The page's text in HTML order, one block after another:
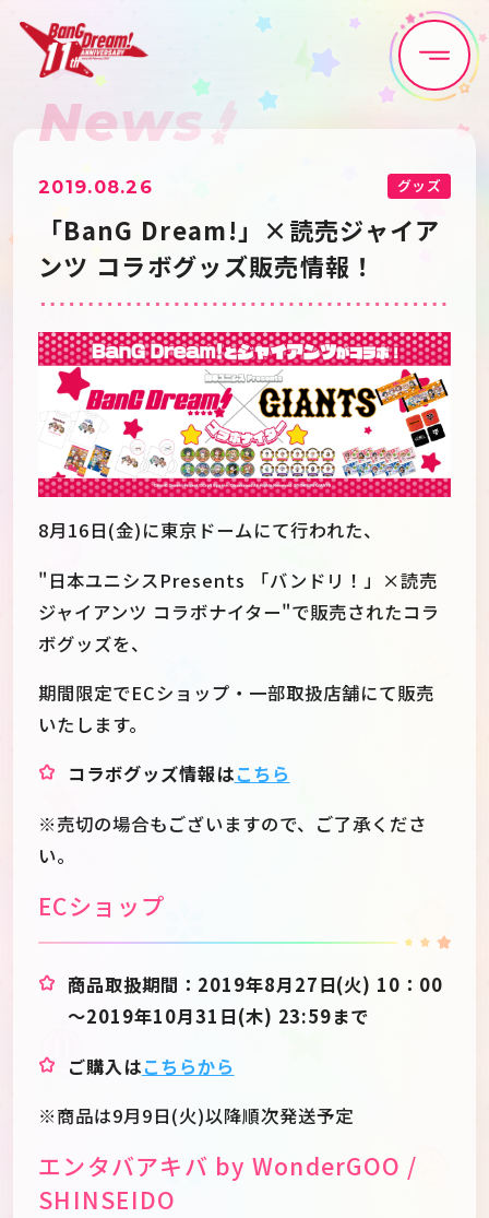
Home News
Live•Event Discography
Artist Anime
Game Media
Schedule About
Goods
News
2019.08.26 グッズ
「BanG Dream!」×読売ジャイア
ンツ コラボグッズ販売情報！
8月16日(金)に東京ドームにて行われた、
"日本ユニシスPresents 「バンドリ！」×読売
ジャイアンツ コラボナイター"で販売されたコラ
ボグッズを、
期間限定でECショップ・一部取扱店舗にて販売
いたします。
コラボグッズ情報はこちら
※売切の場合もございますので、ご了承くださ
い。
ECショップ
商品取扱期間：2019年8月27日(火) 10：00
～2019年10月31日(木) 23:59まで
ご購入はこちらから
※商品は9月9日(火)以降順次発送予定
エンタバアキバ by WonderGOO /
SHINSEIDO